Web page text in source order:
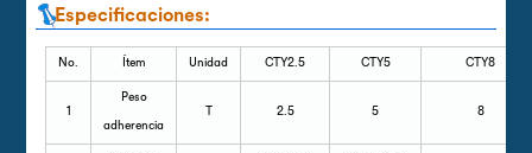
Especificaciones:
No. Ítem Unidad CTY2.5 CTY5 CTY8
1
Peso
adherencia
T 2.5 5 8